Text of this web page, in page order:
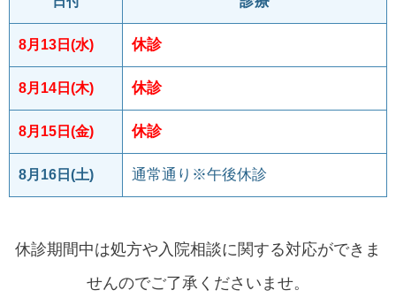
8月13日(水) 休診
8月14日(木) 休診
8月15日(金) 休診
8月16日(土) 通常通り※午後休診
休診期間中は処方や入院相談に関する対応ができま
せんのでご了承くださいませ。